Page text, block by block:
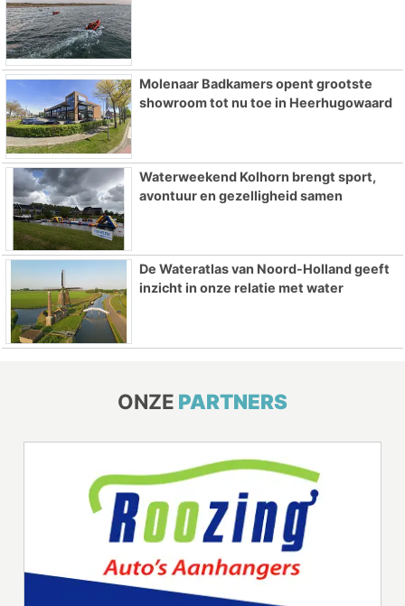
Molenaar Badkamers opent grootste
showroom tot nu toe in Heerhugowaard
Waterweekend Kolhorn brengt sport,
avontuur en gezelligheid samen
De Wateratlas van Noord-Holland geeft
inzicht in onze relatie met water
ONZE PARTNERS